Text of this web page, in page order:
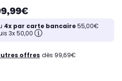
4x par carte bancaire55,00€
3x 50,00
offres dès 99,69€